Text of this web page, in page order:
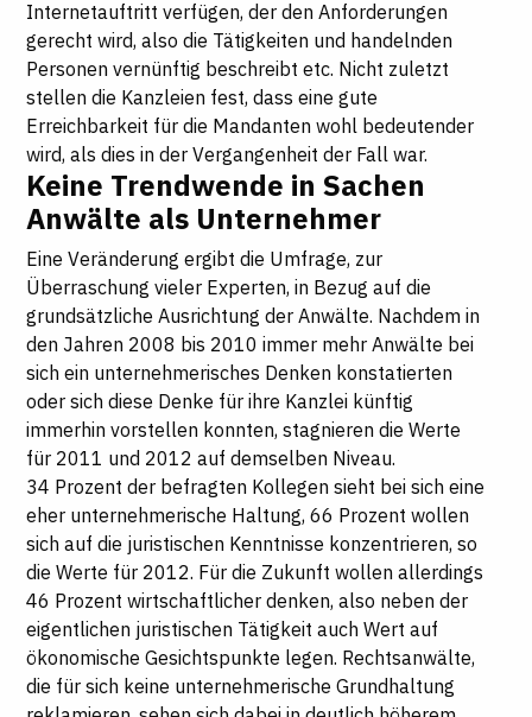
Internetauftritt verfügen, der den Anforderungen
gerecht wird, also die Tätigkeiten und handelnden
Personen vernünftig beschreibt etc. Nicht zuletzt
stellen die Kanzleien fest, dass eine gute
Erreichbarkeit für die Mandanten wohl bedeutender
wird, als dies in der Vergangenheit der Fall war.
Keine Trendwende in Sachen
Anwälte als Unternehmer
Eine Veränderung ergibt die Umfrage, zur
Überraschung vieler Experten, in Bezug auf die
grundsätzliche Ausrichtung der Anwälte. Nachdem in
den Jahren 2008 bis 2010 immer mehr Anwälte bei
sich ein unternehmerisches Denken konstatierten
oder sich diese Denke für ihre Kanzlei künftig
immerhin vorstellen konnten, stagnieren die Werte
für 2011 und 2012 auf demselben Niveau.
34 Prozent der befragten Kollegen sieht bei sich eine
eher unternehmerische Haltung, 66 Prozent wollen
sich auf die juristischen Kenntnisse konzentrieren, so
die Werte für 2012. Für die Zukunft wollen allerdings
46 Prozent wirtschaftlicher denken, also neben der
eigentlichen juristischen Tätigkeit auch Wert auf
ökonomische Gesichtspunkte legen. Rechtsanwälte,
die für sich keine unternehmerische Grundhaltung